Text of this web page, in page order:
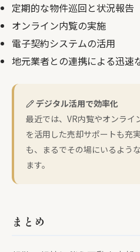
定期的な物件巡回と状況報告
オンライン内覧の実施
電子契約システムの活用
地元業者との連携による迅速
デジタル活用で効率化
最近では、VR内覧やオンライ
を活用した売却サポートも充
も、まるでその場にいるよう
ます。
まとめ